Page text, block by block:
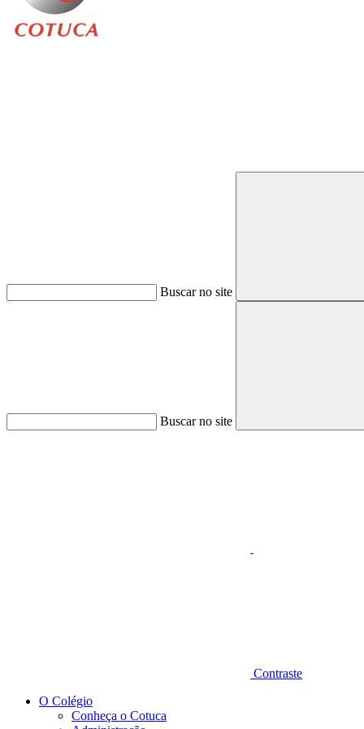
Buscar no site
Buscar no site
Contraste
O Colégio
Conheça o Cotuca